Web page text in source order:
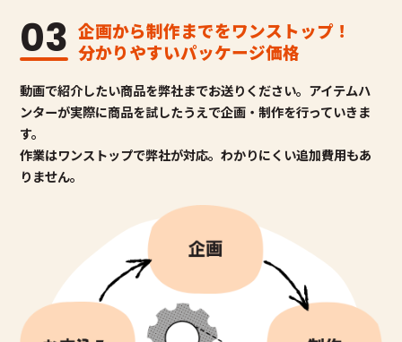
03 企画から制作までをワンストップ！
分かりやすいパッケージ価格
動画で紹介したい商品を弊社までお送りください。アイテムハ
ンターが実際に商品を試したうえで企画・制作を行っていきま
す。
作業はワンストップで弊社が対応。わかりにくい追加費用もあ
りません。